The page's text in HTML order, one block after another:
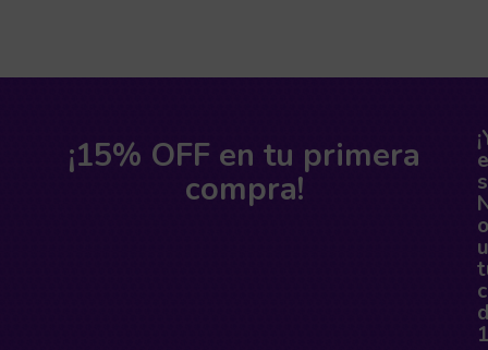
¡15% OFF en tu primera
compra!